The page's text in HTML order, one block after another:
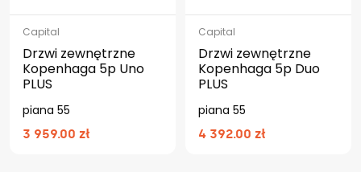
Capital
Drzwi zewnętrzne
Kopenhaga 5p Uno
PLUS
piana 55
3 959.00 zł
Capital
Drzwi zewnętrzne
Kopenhaga 5p Duo
PLUS
piana 55
4 392.00 zł